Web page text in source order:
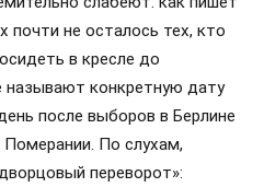
почти не осталось тех, кто
в кресле до
называют конкретную дату
после выборов в Берлине
По слухам,
переворот»: